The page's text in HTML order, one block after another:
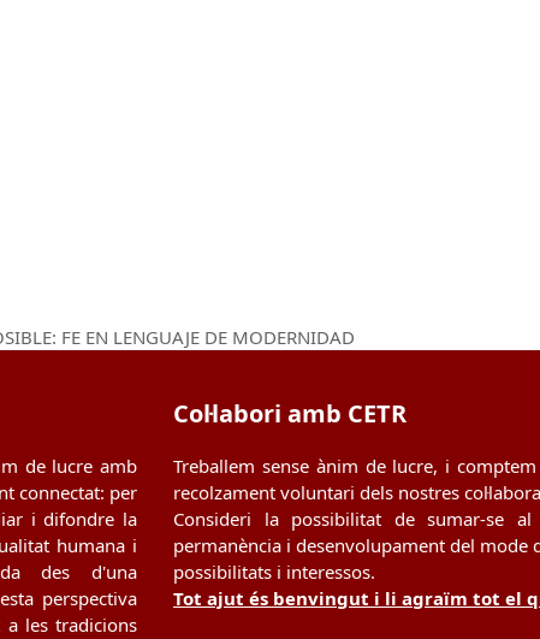
FE EN LENGUAJE DE MODERNIDAD
de lucre amb
connectat: per
i difondre la
humana i
des d'una
perspectiva
a les tradicions
Col·labori amb CETR
Treballem sense ànim de lucre, i
recolzament voluntari dels nostres
Consideri la possibilitat de sumar-se
permanència i desenvolupament del mode
possibilitats i interessos.
Tot ajut és benvingut i li agraïm tot el